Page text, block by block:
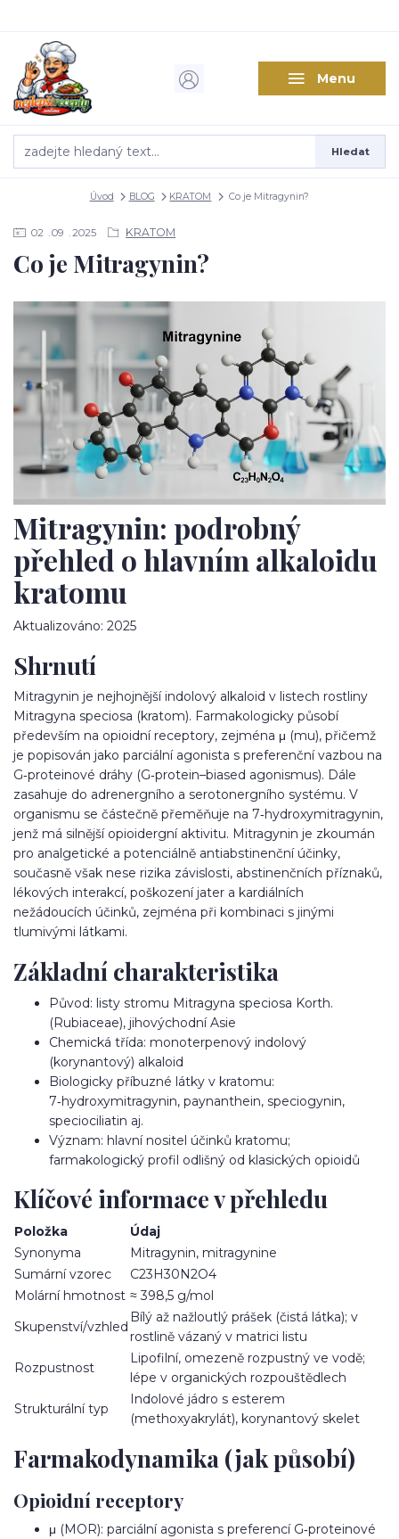
Menu
Hledat
Úvod BLOG KRATOM Co je Mitragynin?
02 09 2025 KRATOM
Co je Mitragynin?
Mitragynin: podrobný
přehled o hlavním alkaloidu
kratomu
Aktualizováno: 2025
Shrnutí
Mitragynin je nejhojnější indolový alkaloid v listech rostliny
Mitragyna speciosa (kratom). Farmakologicky působí
především na opioidní receptory, zejména μ (mu), přičemž
je popisován jako parciální agonista s preferenční vazbou na
G‑proteinové dráhy (G‑protein–biased agonismus). Dále
zasahuje do adrenergního a serotonergního systému. V
organismu se částečně přeměňuje na 7‑hydroxymitragynin,
jenž má silnější opioidergní aktivitu. Mitragynin je zkoumán
pro analgetické a potenciálně antiabstinenční účinky,
současně však nese rizika závislosti, abstinenčních příznaků,
lékových interakcí, poškození jater a kardiálních
nežádoucích účinků, zejména při kombinaci s jinými
tlumivými látkami.
Základní charakteristika
Původ: listy stromu Mitragyna speciosa Korth.
(Rubiaceae), jihovýchodní Asie
Chemická třída: monoterpenový indolový
(korynantový) alkaloid
Biologicky příbuzné látky v kratomu:
7‑hydroxymitragynin, paynanthein, speciogynin,
speciociliatin aj.
Význam: hlavní nositel účinků kratomu;
farmakologický profil odlišný od klasických opioidů
Klíčové informace v přehledu
Položka
Údaj
Synonyma
Mitragynin, mitragynine
Sumární vzorec
C23H30N2O4
Molární hmotnost ≈ 398,5 g/mol
Skupenství/vzhled
Bílý až nažloutlý prášek (čistá látka); v
rostlině vázaný v matrici listu
Rozpustnost
Lipofilní, omezeně rozpustný ve vodě;
lépe v organických rozpouštědlech
Strukturální typ
Indolové jádro s esterem
(methoxyakrylát), korynantový skelet
Farmakodynamika (jak působí)
Opioidní receptory
μ (MOR): parciální agonista s preferencí G‑proteinové